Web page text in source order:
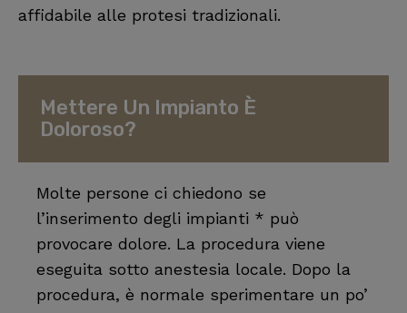
affidabile alle protesi tradizionali.
Mettere Un Impianto È
Doloroso?
Molte persone ci chiedono se
l’inserimento degli impianti * può
provocare dolore. La procedura viene
eseguita sotto anestesia locale. Dopo la
procedura, è normale sperimentare un po’